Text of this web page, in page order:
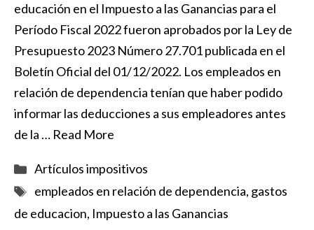
educación en el Impuesto a las Ganancias para el
Período Fiscal 2022 fueron aprobados por la Ley de
Presupuesto 2023 Número 27.701 publicada en el
Boletín Oficial del 01/12/2022. Los empleados en
relación de dependencia tenían que haber podido
informar las deducciones a sus empleadores antes
de la … Read More
Categorías
Artículos impositivos
Etiquetas
empleados en relación de dependencia, gastos
de educacion, Impuesto a las Ganancias